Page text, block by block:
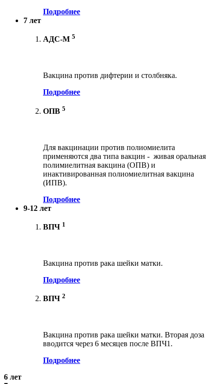
Подробнее
7 лет
АДС-М 5
Вакцина против дифтерии и столбняка.
Подробнее
ОПВ 5
Для вакцинации против полиомиелита
применяются два типа вакцин - живая оральная
полимиелитная вакцина (ОПВ) и
инактивированная полиомиелитная вакцина
(ИПВ).
Подробнее
9-12 лет
ВПЧ 1
Вакцина против рака шейки матки.
Подробнее
ВПЧ 2
Вакцина против рака шейки матки. Вторая доза
вводится через 6 месяцев после ВПЧ1.
Подробнее
6 лет